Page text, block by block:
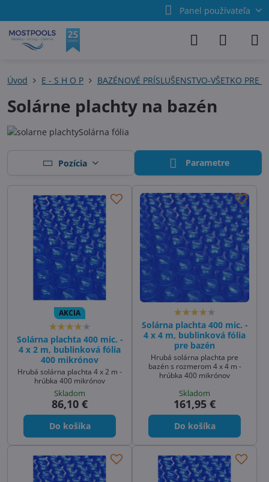
Panel používateľa
Úvod E - S H O P BAZÉNOVÉ PRÍSLUŠENSTVO-VŠETKO PRE
Solárne plachty na bazén
Solárna fólia
Pozícia Parametre
AKCIA
Solárna plachta 400 mic. -
4 x 2 m, bublinková fólia
400 mikrónov
Hrubá solárna plachta 4 x 2 m -
hrúbka 400 mikrónov
Skladom
86,10 €
Do košíka
Solárna plachta 400 mic. -
4 x 4 m, bublinková fólia
pre bazén
Hrubá solárna plachta pre
bazén s rozmerom 4 x 4 m -
hrúbka 400 mikrónov
Skladom
161,95 €
Do košíka